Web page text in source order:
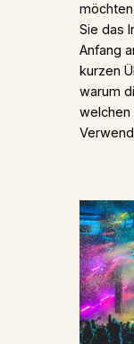
Sie das
Anfang
kurzen
warum
welchen